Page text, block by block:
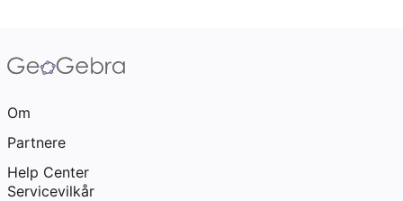
Om
Partnere
Help Center
Servicevilkår